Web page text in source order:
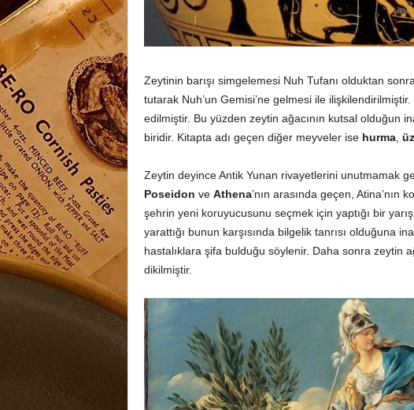
Zeytinin barışı simgelemesi Nuh Tufanı olduktan
tutarak Nuh’un Gemisi’ne gelmesi ile
edilmiştir. Bu yüzden zeytin ağacının kutsal olduğun
biridir. Kitapta adı geçen diğer meyveler ise hurma,
Zeytin deyince Antik Yunan rivayetlerini unutmamak
Poseidon ve Athena’nın arasında geçen, Atina’nın
şehrin yeni koruyucusunu seçmek için yaptığı bir
yarattığı bunun karşısında bilgelik tanrısı olduğuna
hastalıklara şifa bulduğu söylenir. Daha sonra zeytin
dikilmiştir.